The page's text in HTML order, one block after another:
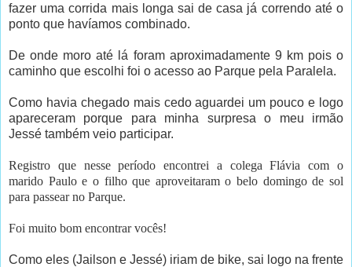
fazer uma corrida mais longa sai de casa já correndo até o
ponto que havíamos combinado.
De onde moro até lá foram aproximadamente 9 km pois o
caminho que escolhi foi o acesso ao Parque pela Paralela.
Como havia chegado mais cedo aguardei um pouco e logo
apareceram porque para minha surpresa o meu irmão
Jessé também veio participar.
Registro que nesse período encontrei a colega Flávia com o
marido Paulo e o filho que aproveitaram o belo domingo de sol
para passear no Parque.
Foi muito bom encontrar vocês!
Como eles (Jailson e Jessé) iriam de bike, sai logo na frente